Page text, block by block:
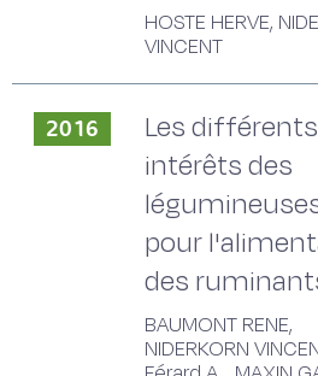
HOSTE HERVE,
VINCENT
2016
Les différents
intérêts des
pour
des
BAUMONT RENE,
NIDERKORN